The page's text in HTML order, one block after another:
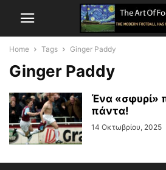
Home Tags Ginger Paddy
Ginger Paddy
Ένα «σφυρί»
πάντα!
14 Οκτωβρίου, 2025